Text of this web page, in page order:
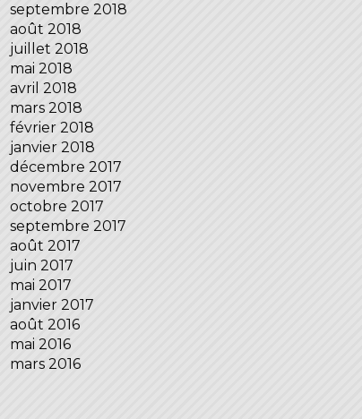
septembre 2018
août 2018
juillet 2018
mai 2018
avril 2018
mars 2018
février 2018
janvier 2018
décembre 2017
novembre 2017
octobre 2017
septembre 2017
août 2017
juin 2017
mai 2017
janvier 2017
août 2016
mai 2016
mars 2016